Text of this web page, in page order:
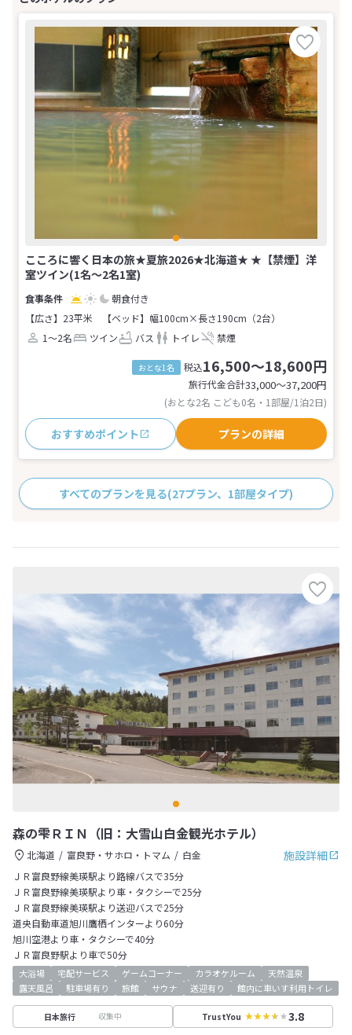
こころに響く日本の旅★夏旅2026★北海道★ ★【禁煙】洋
室ツイン(1名～2名1室)
朝食付き
【広さ】23平米
【ベッド】幅100cm×長さ190cm（2台）
1～2名
ツイン バス トイレ 禁煙
おとな1名 税込16,500～18,600円
旅行代金合計33,000〜37,200円
(おとな2名 こども0名・1部屋/1泊2日)
おすすめポイント プランの詳細
すべてのプランを見る(27プラン、1部屋タイプ)
森の雫ＲＩＮ（旧：大雪山白金観光ホテル）
施設詳細
北海道 富良野・サホロ・トマム
白金
ＪＲ富良野線美瑛駅より路線バスで35分
ＪＲ富良野線美瑛駅より車・タクシーで25分
ＪＲ富良野線美瑛駅より送迎バスで25分
道央自動車道旭川鷹栖インターより60分
旭川空港より車・タクシーで40分
ＪＲ富良野駅より車で50分
大浴場 宅配サービス ゲームコーナー カラオケルーム
天然温泉
露天風呂
駐車場有り 旅館 サウナ 送迎有り 館内に車いす利用トイレ
日本旅行 収集中 TrustYou 3.8